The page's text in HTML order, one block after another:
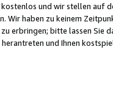
und wir stellen auf
Wir haben zu keinem
erbringen; bitte lassen Sie
und Ihnen